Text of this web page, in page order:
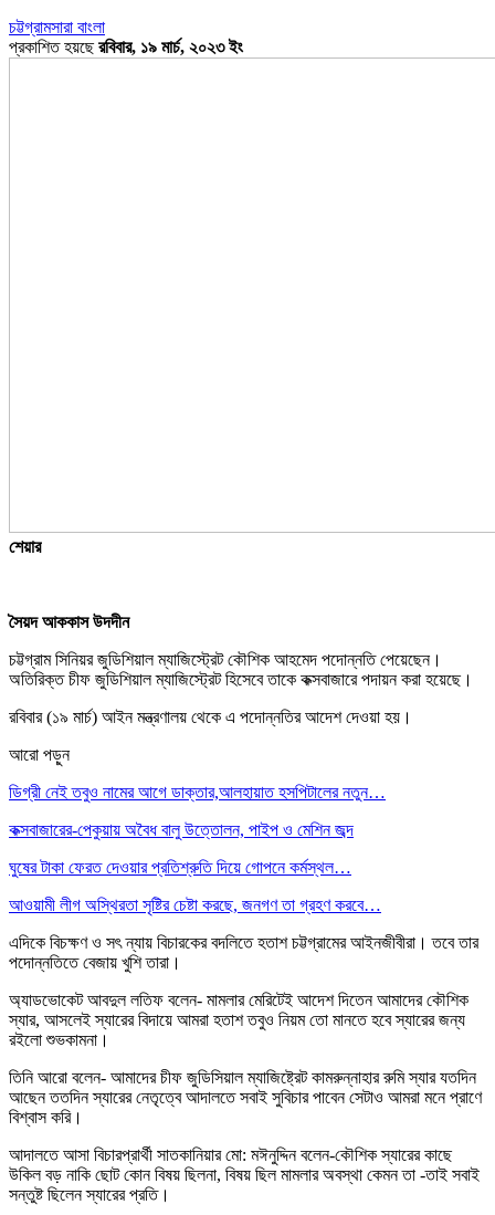
চট্টগ্রামসারা বাংলা
প্রকাশিত হয়ছেরবিবার, ১৯ মার্চ, ২০২৩ ইং
শেয়ার
সৈয়দ আককাস উদদীন
চট্টগ্রাম সিনিয়র জুডিশিয়াল ম্যাজিস্ট্রেট কৌশিক আহমেদ পদোন্নতি পেয়েছেন।
অতিরিক্ত চীফ জুডিশিয়াল ম্যাজিস্ট্রেট হিসেবে তাকে কক্সবাজারে পদায়ন করা হয়েছে।
রবিবার (১৯ মার্চ) আইন মন্ত্রণালয় থেকে এ পদোন্নতির আদেশ দেওয়া হয়।
আরো পড়ুন
ডিগ্রী নেই তবুও নামের আগে ডাক্তার,আলহায়াত হসপিটালের নতুন…
কক্সবাজারের-পেকুয়ায় অবৈধ বালু উত্তোলন, পাইপ ও মেশিন জব্দ
ঘুষের টাকা ফেরত দেওয়ার প্রতিশ্রুতি দিয়ে গোপনে কর্মস্থল…
আওয়ামী লীগ অস্থিরতা সৃষ্টির চেষ্টা করছে, জনগণ তা গ্রহণ করবে…
এদিকে বিচক্ষণ ও সৎ ন্যায় বিচারকের বদলিতে হতাশ চট্টগ্রামের আইনজীবীরা। তবে তার
পদোন্নতিতে বেজায় খুশি তারা।
অ্যাডভোকেট আবদুল লতিফ বলেন- মামলার মেরিটেই আদেশ দিতেন আমাদের কৌশিক
স্যার, আসলেই স্যারের বিদায়ে আমরা হতাশ তবুও নিয়ম তো মানতে হবে স্যারের জন্য
রইলো শুভকামনা।
তিনি আরো বলেন- আমাদের চীফ জুডিসিয়াল ম্যাজিষ্ট্রেট কামরুন্নাহার রুমি স্যার যতদিন
আছেন ততদিন স্যারের নেতৃত্বে আদালতে সবাই সুবিচার পাবেন সেটাও আমরা মনে প্রাণে
বিশ্বাস করি।
আদালতে আসা বিচারপ্রার্থী সাতকানিয়ার মো: মঈনুদ্দিন বলেন-কৌশিক স্যারের কাছে
উকিল বড় নাকি ছোট কোন বিষয় ছিলনা, বিষয় ছিল মামলার অবস্থা কেমন তা -তাই সবাই
সন্তুষ্ট ছিলেন স্যারের প্রতি।